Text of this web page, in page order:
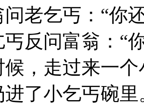
乞丐：“你还
问富翁：“你
走过来一个
了小乞丐碗